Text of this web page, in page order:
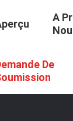
A
De
D'accès